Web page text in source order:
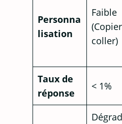
Personna
lisation
Faible
coller)
Taux de
réponse
< 1%